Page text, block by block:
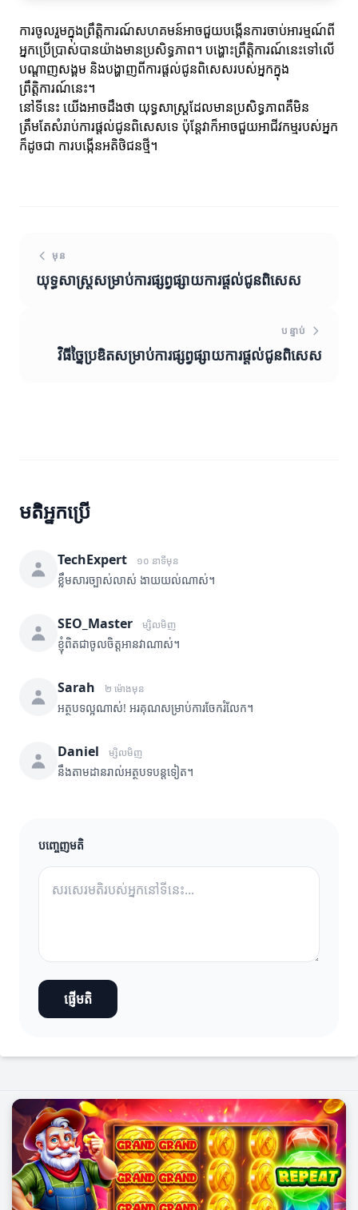
ការចូលរួមក្នុងព្រឹត្តិការណ៍សហគមន៍អាចជួយបង្កើនការចាប់អារម្មណ៍ពី
អ្នកប្រើប្រាស់បានយ៉ាងមានប្រសិទ្ធភាព។ បង្ហោះព្រឹត្តិការណ៍នេះទៅលើ
បណ្ដាញសង្គម និងបង្ហាញពីការផ្តល់ជូនពិសេសរបស់អ្នកក្នុង
ព្រឹត្តិការណ៍នេះ។
នៅទីនេះ យើងអាចដឹងថា យុទ្ធសាស្ត្រដែលមានប្រសិទ្ធភាពគឺមិន
ត្រឹមតែសំរាប់ការផ្តល់ជូនពិសេសទេ ប៉ុន្តែវាក៏អាចជួយអាជីវកម្មរបស់អ្នក
ក៏ដូចជា ការបង្កើនអតិថិជនថ្មី។
មុន
យុទ្ធសាស្ត្រសម្រាប់ការផ្សព្វផ្សាយការផ្តល់ជូនពិសេស
បន្ទាប់
វិធីច្នៃប្រឌិតសម្រាប់ការផ្សព្វផ្សាយការផ្តល់ជូនពិសេស
មតិអ្នកប្រើ
TechExpert ១០ នាទីមុន
ខ្លឹមសារច្បាស់លាស់ ងាយយល់ណាស់។
SEO_Master ម្សិលមិញ
ខ្ញុំពិតជាចូលចិត្តអានវាណាស់។
Sarah ២ ម៉ោងមុន
អត្ថបទល្អណាស់! អរគុណសម្រាប់ការចែករំលែក។
Daniel ម្សិលមិញ
នឹងតាមដានរាល់អត្ថបទបន្តទៀត។
បញ្ចេញមតិ
ផ្ញើមតិ